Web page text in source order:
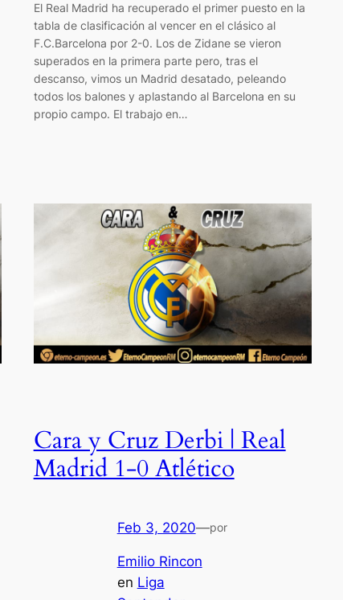
El Real Madrid ha recuperado el primer puesto en la
tabla de clasificación al vencer en el clásico al
F.C.Barcelona por 2-0. Los de Zidane se vieron
superados en la primera parte pero, tras el
descanso, vimos un Madrid desatado, peleando
todos los balones y aplastando al Barcelona en su
propio campo. El trabajo en…
Cara y Cruz Derbi | Real
Madrid 1-0 Atlético
Feb 3, 2020—por
Emilio Rincon
en Liga